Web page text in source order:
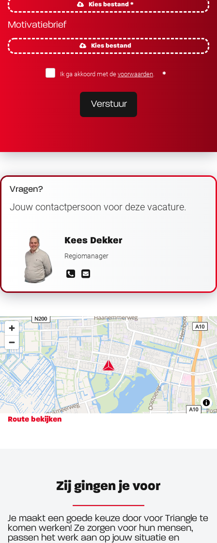
Kies bestand *
Motivatiebrief
Kies bestand
Ik ga akkoord met de voorwaarden
Verstuur
Vragen?
Jouw contactpersoon voor deze vacature.
Kees Dekker
Regiomanager
Route bekijken
Zij gingen je voor
Je maakt een goede keuze door voor Triangle te
komen werken! Ze zorgen voor hun mensen,
passen het werk aan op jouw situatie en